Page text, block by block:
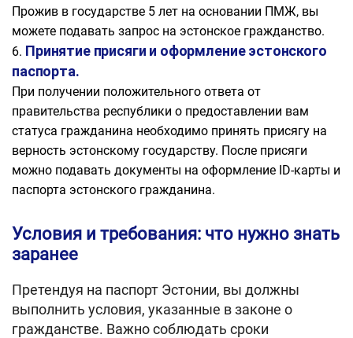
Прожив в государстве 5 лет на основании ПМЖ, вы
можете подавать запрос на эстонское гражданство.
Принятие присяги и оформление эстонского
паспорта.
При получении положительного ответа от
правительства республики о предоставлении вам
статуса гражданина необходимо принять присягу на
верность эстонскому государству. После присяги
можно подавать документы на оформление ID-карты и
паспорта эстонского гражданина.
Условия и требования: что нужно знать
заранее
Претендуя на паспорт Эстонии, вы должны
выполнить условия, указанные в законе о
гражданстве. Важно соблюдать сроки